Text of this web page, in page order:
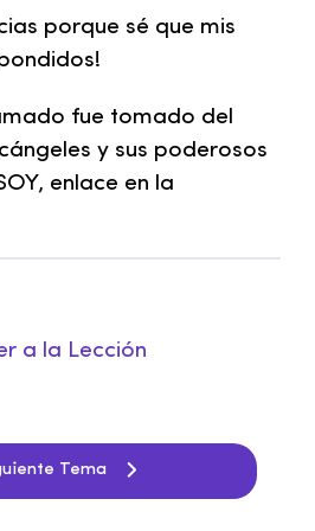
porque sé que mis
fue tomado del
y sus poderosos
enlace en la
a la Lección
Tema